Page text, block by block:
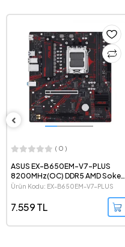
( 0 )
ASUS EX-B650EM-V7-PLUS
8200MHz(OC) DDR5 AMD Soket
AM5 mATX Anakart
Ürün Kodu: EX-B650EM-V7-PLUS
7.559 TL